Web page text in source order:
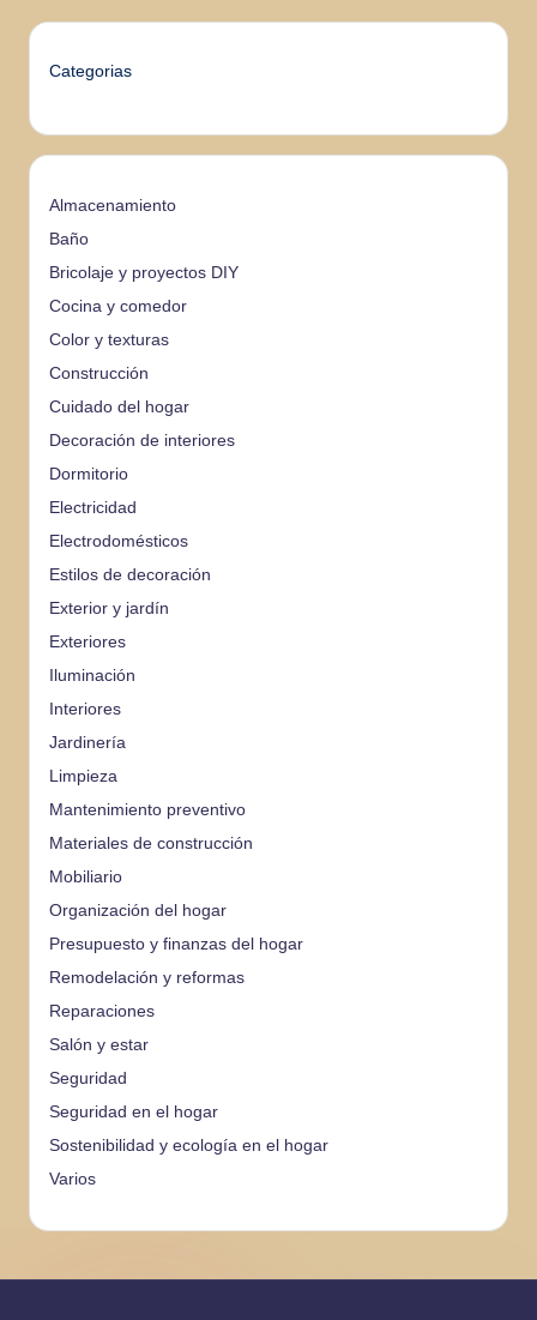
Categorias
Almacenamiento
Baño
Bricolaje y proyectos DIY
Cocina y comedor
Color y texturas
Construcción
Cuidado del hogar
Decoración de interiores
Dormitorio
Electricidad
Electrodomésticos
Estilos de decoración
Exterior y jardín
Exteriores
Iluminación
Interiores
Jardinería
Limpieza
Mantenimiento preventivo
Materiales de construcción
Mobiliario
Organización del hogar
Presupuesto y finanzas del hogar
Remodelación y reformas
Reparaciones
Salón y estar
Seguridad
Seguridad en el hogar
Sostenibilidad y ecología en el hogar
Varios